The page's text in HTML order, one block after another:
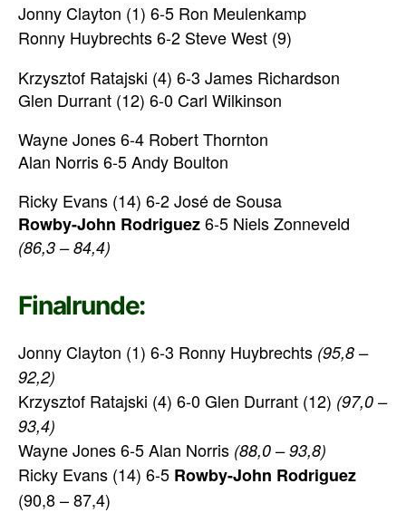
Jonny Clayton (1) 6-5 Ron Meulenkamp
Ronny Huybrechts 6-2 Steve West (9)
Krzysztof Ratajski (4) 6-3 James Richardson
Glen Durrant (12) 6-0 Carl Wilkinson
Wayne Jones 6-4 Robert Thornton
Alan Norris 6-5 Andy Boulton
Ricky Evans (14) 6-2 José de Sousa
Rowby-John Rodriguez6-5 Niels Zonneveld
(86,3 – 84,4)
Finalrunde:
Jonny Clayton (1) 6-3 Ronny Huybrechts (95,8 –
92,2)
Krzysztof Ratajski (4) 6-0 Glen Durrant (12) (97,0 –
93,4)
Wayne Jones 6-5 Alan Norris (88,0 – 93,8)
Ricky Evans (14) 6-5 Rowby-John Rodriguez
(90,8 – 87,4)